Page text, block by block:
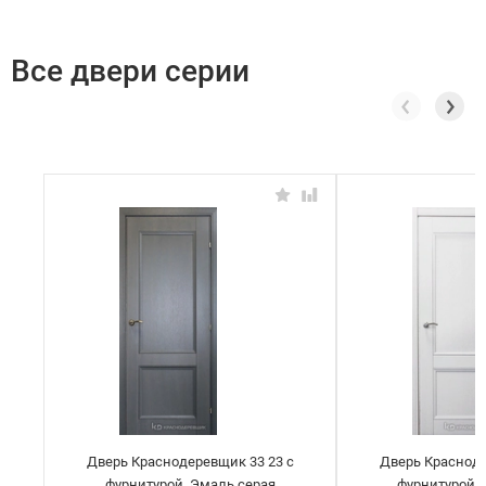
Все двери серии
Дверь Краснодеревщик 33 23 с
Дверь